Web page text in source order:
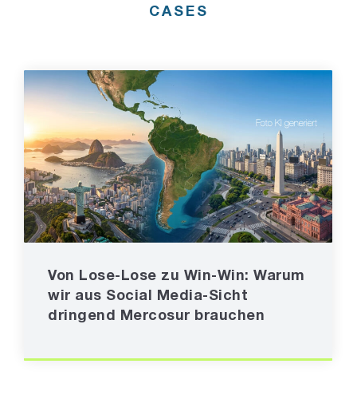
CASES
Von Lose-Lose zu Win-Win: Warum
wir aus Social Media-Sicht
dringend Mercosur brauchen